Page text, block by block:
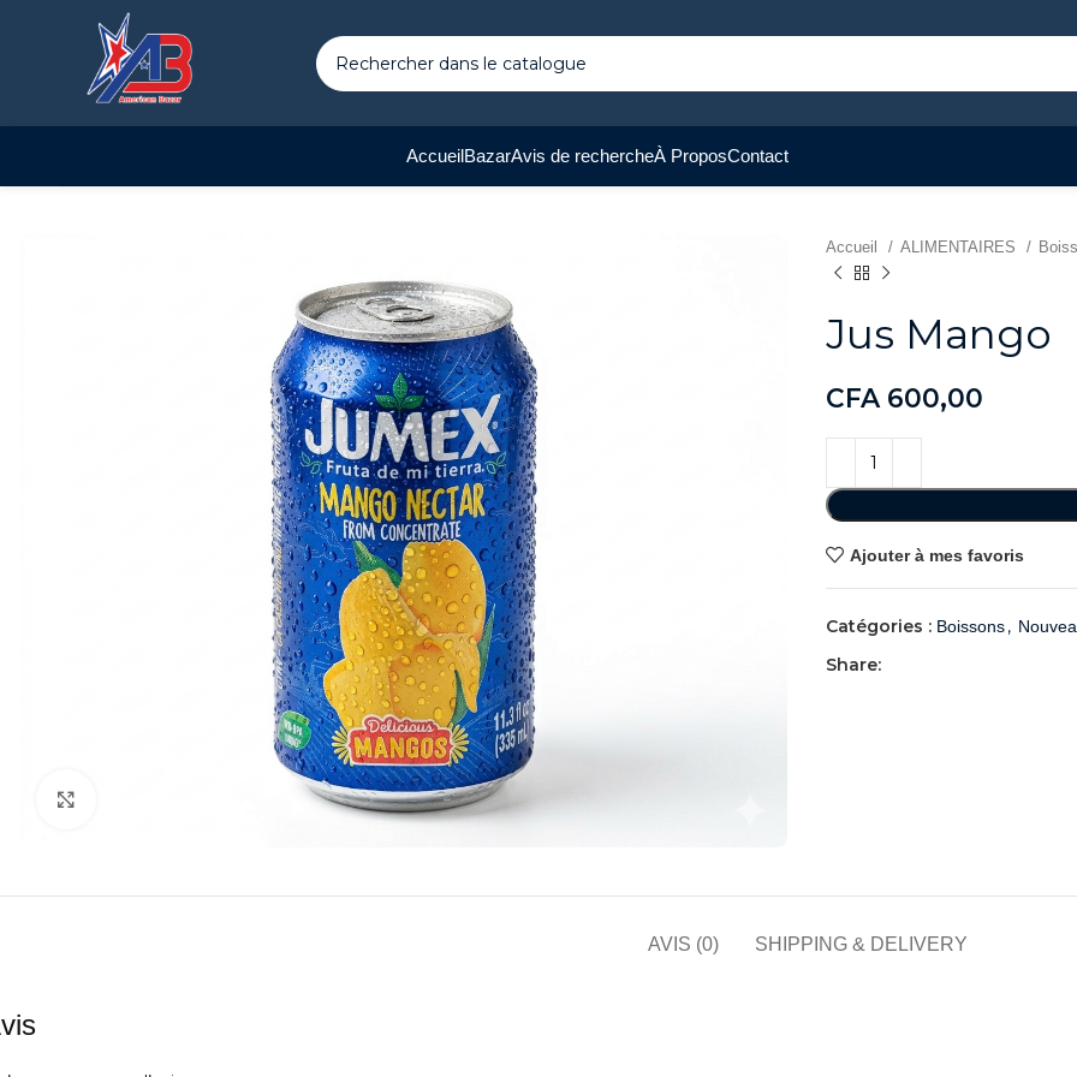
AccueilBazarAvis de rechercheÀ ProposContact
Accueil ALIMENTAIRES
Jus Mango
CFA 600,00
Ajouter à mes favoris
Catégories : Boissons,
Share:
AVIS (0) SHIPPING & DELIVERY